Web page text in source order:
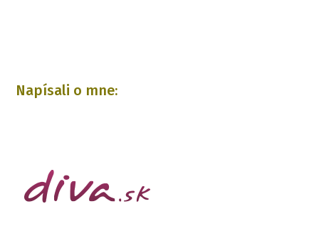
Napísali o mne: